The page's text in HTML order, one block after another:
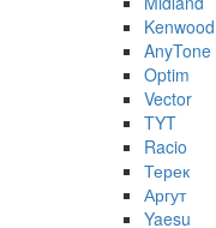
Kenwood
AnyTone
Optim
Vector
TYT
Racio
Терек
Аргут
Yaesu